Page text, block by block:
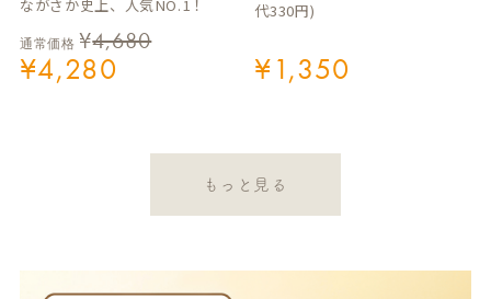
ながさか史上、人気NO.1！
通常価格 ¥4,680
¥4,280
代330円)
¥1,350
もっと見る